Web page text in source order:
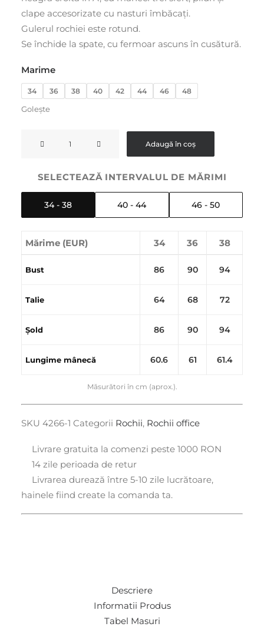
clape accesorizate cu nasturi îmbăcați.
Gulerul rochiei este rotund.
Se închide la spate, cu fermoar ascuns în cusătură.
Marime
34 36 38 40 42 44 46 48
Golește
croită
cu
pliuri
Adaugă în coș
SELECTEAZĂ INTERVALUL DE MĂRIMI
34 - 38 40 - 44 46 - 50
Mărime (EUR) 34 36 38
Bust 86 90 94
Talie 64 68 72
Șold 86 90 94
Lungime mânecă 60.6 61 61.4
Măsurători în cm (aprox.).
SKU 4266-1 Categorii Rochii, Rochii office
Livrare gratuita la comenzi peste 1000 RON
14 zile perioada de retur
Livrarea durează între 5-10 zile lucrătoare,
hainele fiind create la comanda ta.
Descriere
Informatii Produs
Tabel Masuri